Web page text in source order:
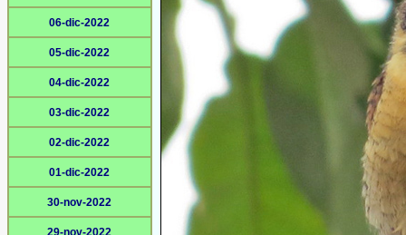
06-dic-2022
05-dic-2022
04-dic-2022
03-dic-2022
02-dic-2022
01-dic-2022
30-nov-2022
29-nov-2022